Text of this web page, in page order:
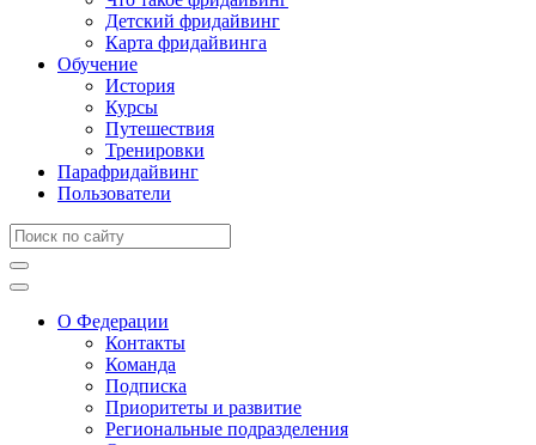
Детский фридайвинг
Карта фридайвинга
Обучение
История
Курсы
Путешествия
Тренировки
Парафридайвинг
Пользователи
О Федерации
Контакты
Команда
Подписка
Приоритеты и развитие
Региональные подразделения